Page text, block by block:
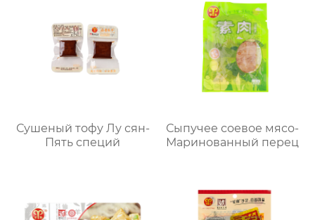
Сушеный тофу Лу сян-
Пять специй
Сыпучее соевое мясо-
Маринованный перец